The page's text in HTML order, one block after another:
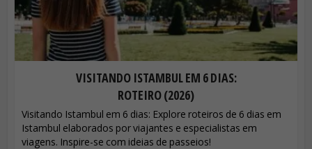
VISITANDO ISTAMBUL EM 6 DIAS:
ROTEIRO (2026)
Visitando Istambul em 6 dias: Explore roteiros de 6 dias em
Istambul elaborados por viajantes e especialistas em
viagens. Inspire-se com ideias de passeios!